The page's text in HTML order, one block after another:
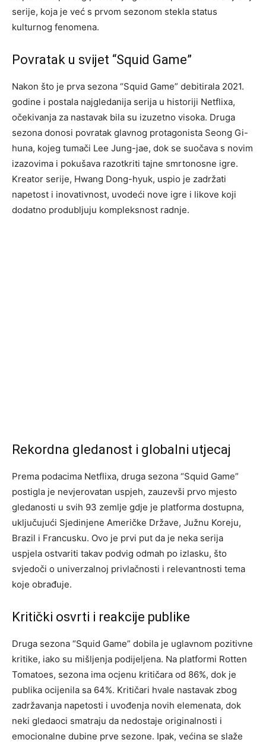
serije, koja je već s prvom sezonom stekla status
kulturnog fenomena.
Povratak u svijet “Squid Game”
Nakon što je prva sezona “Squid Game” debitirala 2021.
godine i postala najgledanija serija u historiji Netflixa,
očekivanja za nastavak bila su izuzetno visoka. Druga
sezona donosi povratak glavnog protagonista Seong Gi-
huna, kojeg tumači Lee Jung-jae, dok se suočava s novim
izazovima i pokušava razotkriti tajne smrtonosne igre.
Kreator serije, Hwang Dong-hyuk, uspio je zadržati
napetost i inovativnost, uvodeći nove igre i likove koji
dodatno produbljuju kompleksnost radnje.
Rekordna gledanost i globalni utjecaj
Prema podacima Netflixa, druga sezona “Squid Game”
postigla je nevjerovatan uspjeh, zauzevši prvo mjesto
gledanosti u svih 93 zemlje gdje je platforma dostupna,
uključujući Sjedinjene Američke Države, Južnu Koreju,
Brazil i Francusku. Ovo je prvi put da je neka serija
uspjela ostvariti takav podvig odmah po izlasku, što
svjedoči o univerzalnoj privlačnosti i relevantnosti tema
koje obrađuje.
Kritički osvrti i reakcije publike
Druga sezona “Squid Game” dobila je uglavnom pozitivne
kritike, iako su mišljenja podijeljena. Na platformi Rotten
Tomatoes, sezona ima ocjenu kritičara od 86%, dok je
publika ocijenila sa 64%. Kritičari hvale nastavak zbog
zadržavanja napetosti i uvođenja novih elemenata, dok
neki gledaoci smatraju da nedostaje originalnosti i
emocionalne dubine prve sezone. Ipak, većina se slaže